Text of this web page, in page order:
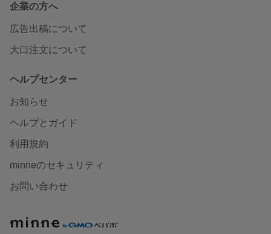
企業の方へ
広告出稿について
大口注文について
ヘルプセンター
お知らせ
ヘルプとガイド
利用規約
minneのセキュリティ
お問い合わせ